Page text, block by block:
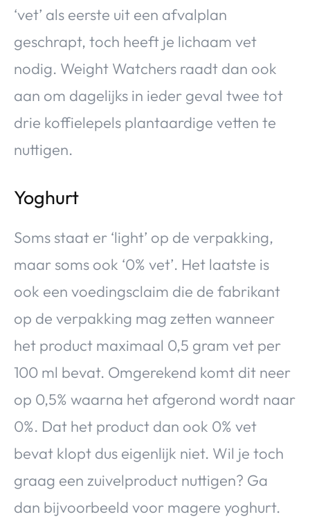
‘vet’ als eerste uit een afvalplan
geschrapt, toch heeft je lichaam vet
nodig. Weight Watchers raadt dan ook
aan om dagelijks in ieder geval twee tot
drie koffielepels plantaardige vetten te
nuttigen.
Yoghurt
Soms staat er ‘light’ op de verpakking,
maar soms ook ‘0% vet’. Het laatste is
ook een voedingsclaim die de fabrikant
op de verpakking mag zetten wanneer
het product maximaal 0,5 gram vet per
100 ml bevat. Omgerekend komt dit neer
op 0,5% waarna het afgerond wordt naar
0%. Dat het product dan ook 0% vet
bevat klopt dus eigenlijk niet. Wil je toch
graag een zuivelproduct nuttigen? Ga
dan bijvoorbeeld voor magere yoghurt.